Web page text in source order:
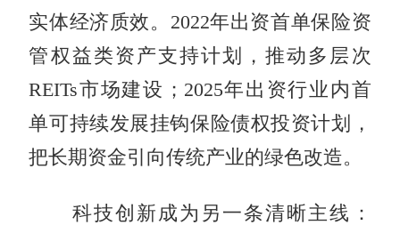
实体经济质效。2022年出资首单保险资
管权益类资产支持计划，推动多层次
REITs市场建设；2025年出资行业内首
单可持续发展挂钩保险债权投资计划，
把长期资金引向传统产业的绿色改造。
科技创新成为另一条清晰主线：